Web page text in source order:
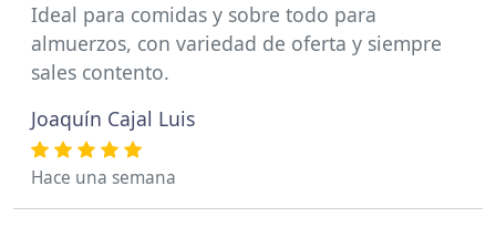
Ideal para comidas y sobre todo para
almuerzos, con variedad de oferta y siempre
sales contento.
Joaquín Cajal Luis
Hace una semana